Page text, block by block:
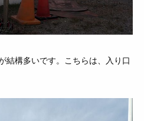
結構多いです。こちらは、入り口